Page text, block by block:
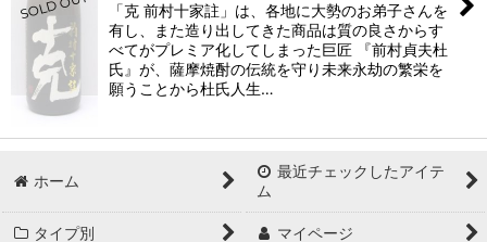
「克 前村十家註」は、各地に大勢のお弟子さんを
有し、また造り出してきた商品は質の良さからす
べてがプレミア化してしまった巨匠 『前村貞夫杜
氏』が、薩摩焼酎の伝統を守り未来永劫の繁栄を
願うことから杜氏人生…
ホーム
最近チェックしたアイテ
ム
タイプ別 マイページ